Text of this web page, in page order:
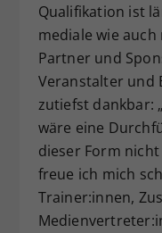
Qualifikation ist
mediale wie
Partner und
Veranstalter und
zutiefst dankbar:
wäre eine
dieser Form
freue ich mich
Trainer:innen,